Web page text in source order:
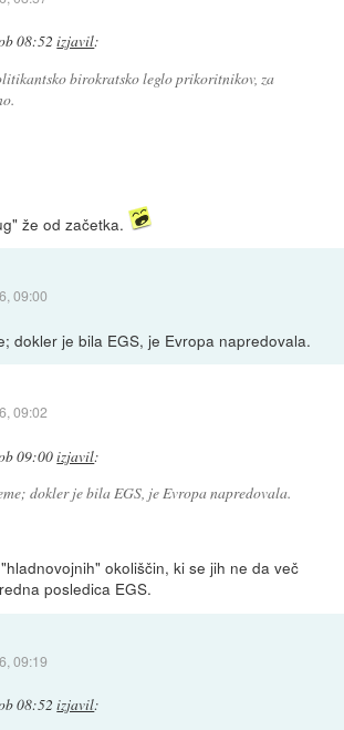
08:52 izjavil:
birokratsko leglo prikoritnikov, za
že od začetka.
09:00
dokler je bila EGS, je Evropa napredovala.
09:02
09:00izjavil:
dokler je bila EGS, je Evropa napredovala.
okoliščin, ki se jih ne da več
posledica EGS.
09:19
08:52 izjavil: